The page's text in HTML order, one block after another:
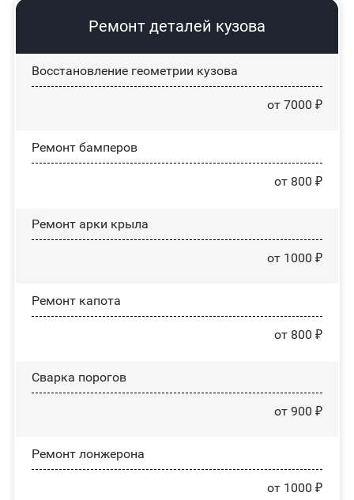
Ремонт деталей кузова
Восстановление геометрии кузова
от 7000 ₽
Ремонт бамперов
от 800 ₽
Ремонт арки крыла
от 1000 ₽
Ремонт капота
от 800 ₽
Сварка порогов
от 900 ₽
Ремонт лонжерона
от 1000 ₽